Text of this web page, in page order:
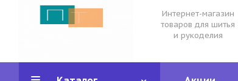
Интернет-магазин
товаров для шитья
и рукоделия